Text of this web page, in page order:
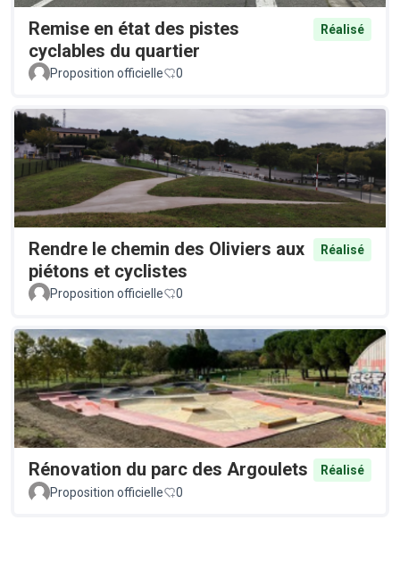
Remise en état des pistes
cyclables du quartier
Réalisé
Proposition officielle 0
Rendre le chemin des Oliviers aux
piétons et cyclistes
Réalisé
Proposition officielle 0
Rénovation du parc des Argoulets
Réalisé
Proposition officielle
0